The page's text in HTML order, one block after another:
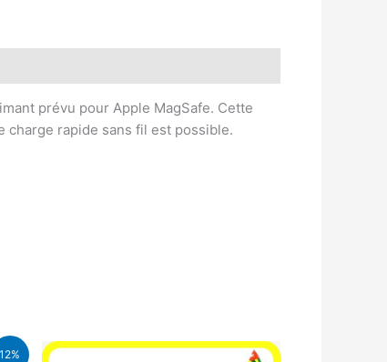
prévu pour Apple MagSafe. Cette
charge rapide sans fil est possible.
12%